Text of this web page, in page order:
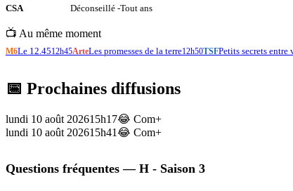
CSA
Déconseillé -Tout ans
📺 Au même moment
M6Le 12.4512h45ArteLes promesses de la terre12h50TSFPetits secrets entre
📅 Prochaines diffusions
lundi 10 août 202615h17😂 Com+
lundi 10 août 202615h41😂 Com+
Questions fréquentes — H - Saison 3